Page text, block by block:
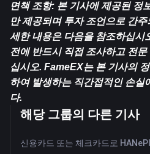
면책 조항: 본 기사에 제공된 정
만 제공되며 투자 조언으로 간
세한 내용은 다음을 참조하십시
전에 반드시 직접 조사하고 전
십시오. FameEX는 본 기사의
하여 발생하는 직간접적인 손실
다.
해당 그룹의 다른 기사